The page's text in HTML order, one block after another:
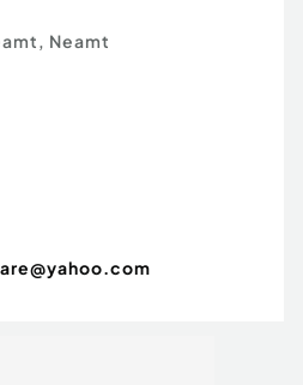
, Neamt